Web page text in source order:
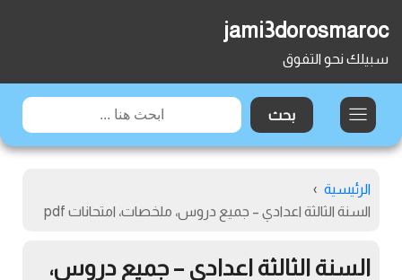
jami3dorosmaroc
سبيلك نحو التفوق
الرئيسية ›
السنة الثالثة اعدادي – جميع دروس، ملخصات، امتحانات pdf
السنة الثالثة اعدادي – جميع دروس،